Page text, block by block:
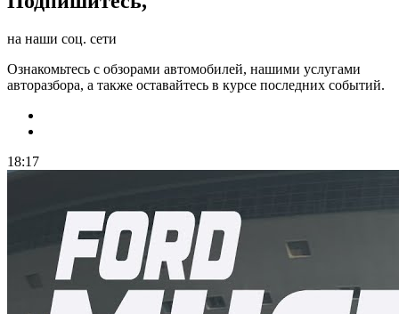
на наши соц. сети
Ознакомьтесь с обзорами автомобилей, нашими услугами
авторазбора, а также оставайтесь в курсе последних событий.
18:17